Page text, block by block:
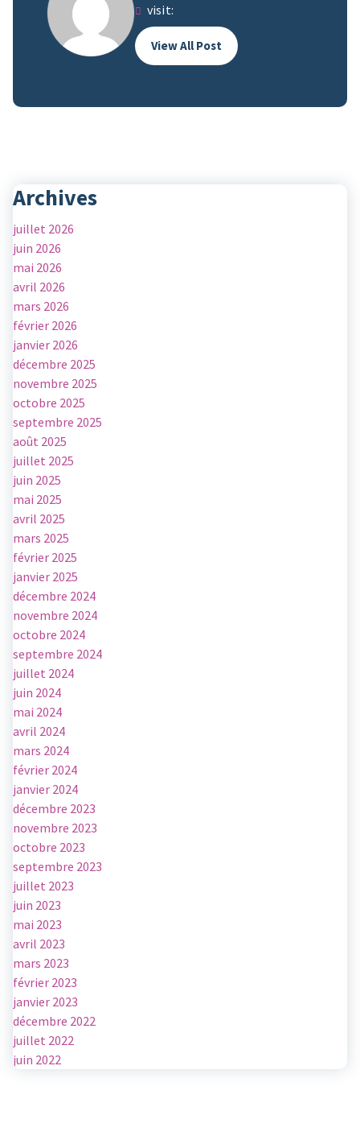
visit:
View All Post
Archives
juillet 2026
juin 2026
mai 2026
avril 2026
mars 2026
février 2026
janvier 2026
décembre 2025
novembre 2025
octobre 2025
septembre 2025
août 2025
juillet 2025
juin 2025
mai 2025
avril 2025
mars 2025
février 2025
janvier 2025
décembre 2024
novembre 2024
octobre 2024
septembre 2024
juillet 2024
juin 2024
mai 2024
avril 2024
mars 2024
février 2024
janvier 2024
décembre 2023
novembre 2023
octobre 2023
septembre 2023
juillet 2023
juin 2023
mai 2023
avril 2023
mars 2023
février 2023
janvier 2023
décembre 2022
juillet 2022
juin 2022